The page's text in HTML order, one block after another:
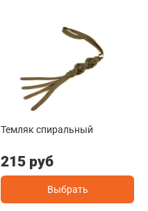
Темляк спиральный
215 руб
Выбрать